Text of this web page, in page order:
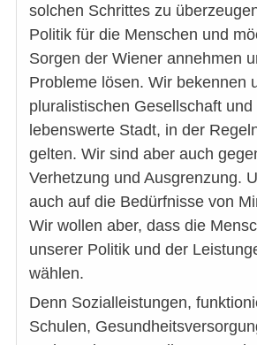
solchen Schrittes zu
Politik für die Menschen und
Sorgen der Wiener annehmen
Probleme lösen. Wir bekennen
pluralistischen Gesellschaft
lebenswerte Stadt, in der
gelten. Wir sind aber auch
Verhetzung und Ausgrenzung.
auch auf die Bedürfnisse von
Wir wollen aber, dass die
unserer Politik und der
wählen.
Denn Sozialleistungen,
Schulen,